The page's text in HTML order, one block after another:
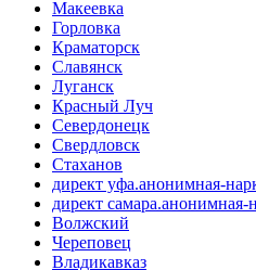
Макеевка
Горловка
Краматорск
Славянск
Луганск
Красный Луч
Севердонецк
Свердловск
Стаханов
директ уфа.анонимная-
директ самара.анонимная-
Волжский
Череповец
Владикавказ